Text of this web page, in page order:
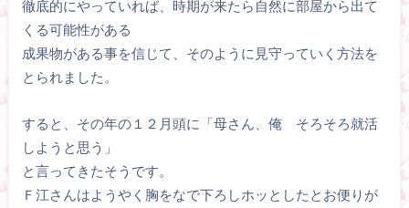
徹底的にやっていれば、時期が来たら自然に部屋から出て
くる可能性がある
成果物がある事を信じて、そのように見守っていく方法を
とられました。
すると、その年の１２月頭に「母さん、俺 そろそろ就活
しようと思う」
と言ってきたそうです。
Ｆ江さんはようやく胸をなで下ろしホッとしたとお便りが